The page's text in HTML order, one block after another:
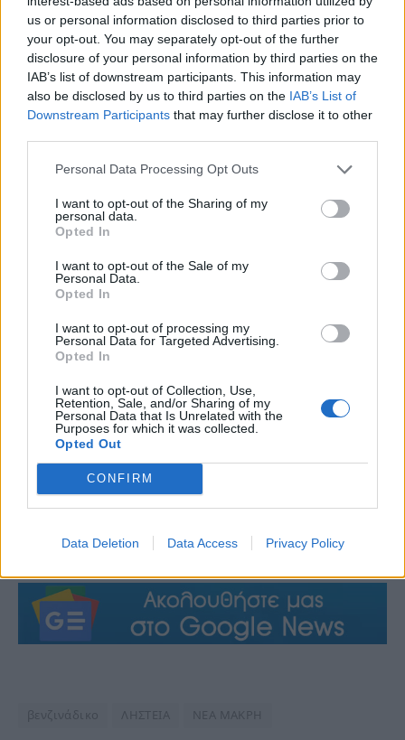
us or personal information disclosed to third parties prior to
your opt-out. You may separately opt-out of the further
disclosure of your personal information by third parties on the
IAB’s list of downstream participants. This information may
also be disclosed by us to third parties on the IAB’s List of
Downstream Participants that may further disclose it to other
Personal Data Processing Opt Outs
I want to opt-out of the Sharing of my
personal data.
Opted In
I want to opt-out of the Sale of my
Personal Data.
Opted In
I want to opt-out of processing my
Personal Data for Targeted Advertising.
Opted In
I want to opt-out of Collection, Use,
Retention, Sale, and/or Sharing of my
Personal Data that Is Unrelated with the
Purposes for which it was collected.
Opted Out
CONFIRM
Data Deletion Data Access Privacy Policy
Η σύγκρουση ήταν σφοδρή, ο άνδρας εγκλωβίστηκε
στο όχημα και εξήλθε με προσπάθειες
πυροσβεστών. Κατά πληροφορίες, έχει
τραυματιστεί στο πρόσωπο αλλά δεν κινδυνεύει.
βενζινάδικο ΛΗΣΤΕΙΑ ΝΕΑ ΜΑΚΡΗ